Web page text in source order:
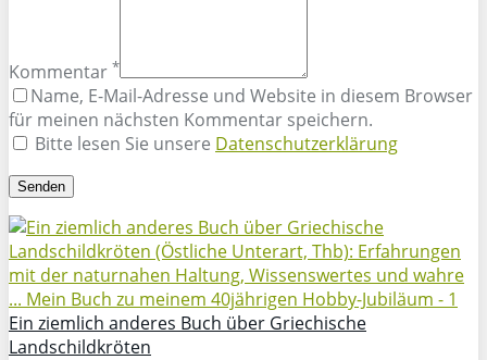
Kommentar *
Name, E-Mail-Adresse und Website in diesem Browser
für meinen nächsten Kommentar speichern.
Bitte lesen Sie unsere Datenschutzerklärung
Ein ziemlich anderes Buch über Griechische
Landschildkröten